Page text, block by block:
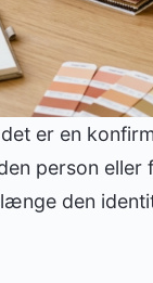
er en
person
den